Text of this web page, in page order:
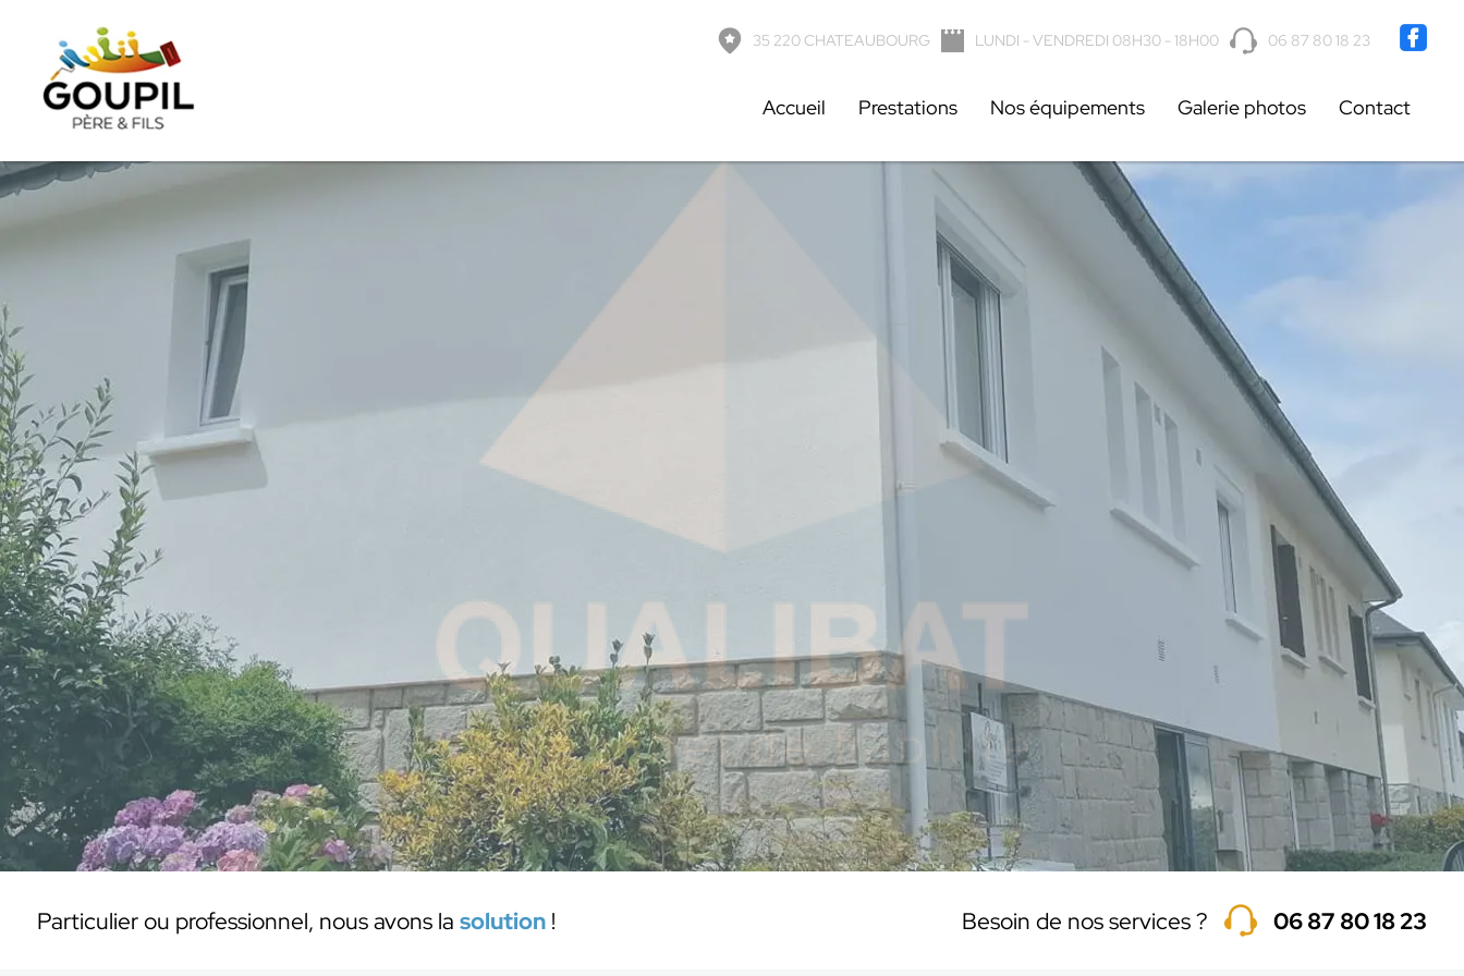
35 220 CHATEAUBOURG LUNDI - VENDREDI 08H30 - 18H00 06 87 80 18 23
Accueil Prestations Nos équipements Galerie photos Contact
Particulier ou professionnel, nous avons la solution! Besoin de nos services ? 06 87 80 18 23